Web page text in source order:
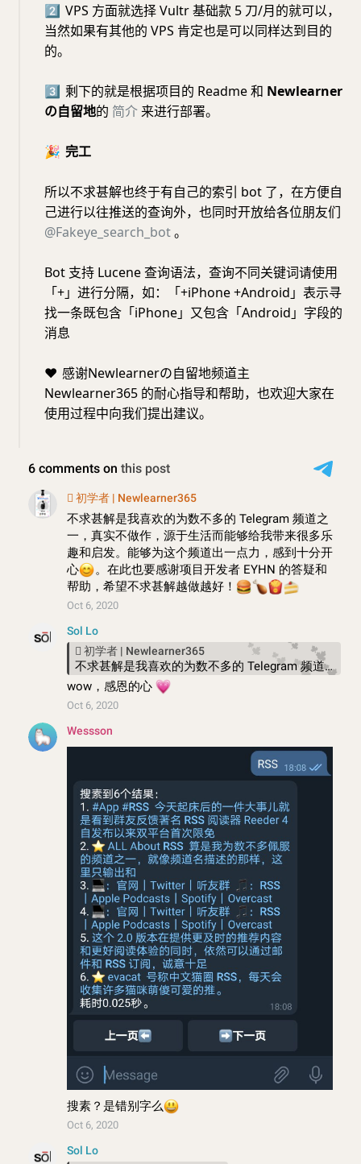
2⃣️ VPS 方面就选择 Vultr 基础款 5 刀/月的就可以，
当然如果有其他的 VPS 肯定也是可以同样达到目的
的。
3⃣️ 剩下的就是根据项目的 Readme 和 Newlearner
の自留地的 简介 来进行部署。
🎉 完工
所以不求甚解也终于有自己的索引 bot 了，在方便自
己进行以往推送的查询外，也同时开放给各位朋友们
@Fakeye_search_bot。
Bot 支持 Lucene 查询语法，查询不同关键词请使用
「+」进行分隔，如：「+iPhone +Android」表示寻
找一条既包含「iPhone」又包含「Android」字段的
消息
❤️ 感谢Newlearnerの自留地频道主
Newlearner365 的耐心指导和帮助，也欢迎大家在
使用过程中向我们提出建议。